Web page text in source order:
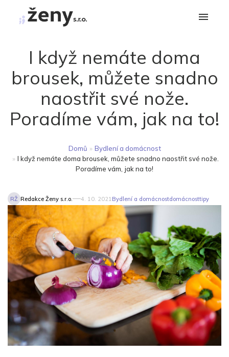
I když nemáte doma
brousek, můžete snadno
naostřit své nože.
Poradíme vám, jak na to!
Domů » Bydlení a domácnost
» I když nemáte doma brousek, můžete snadno naostřit své nože.
Poradíme vám, jak na to!
RŽ Redakce Ženy s.r.o. 4. 10. 2021 Bydlení a domácnostdomácnosttipy